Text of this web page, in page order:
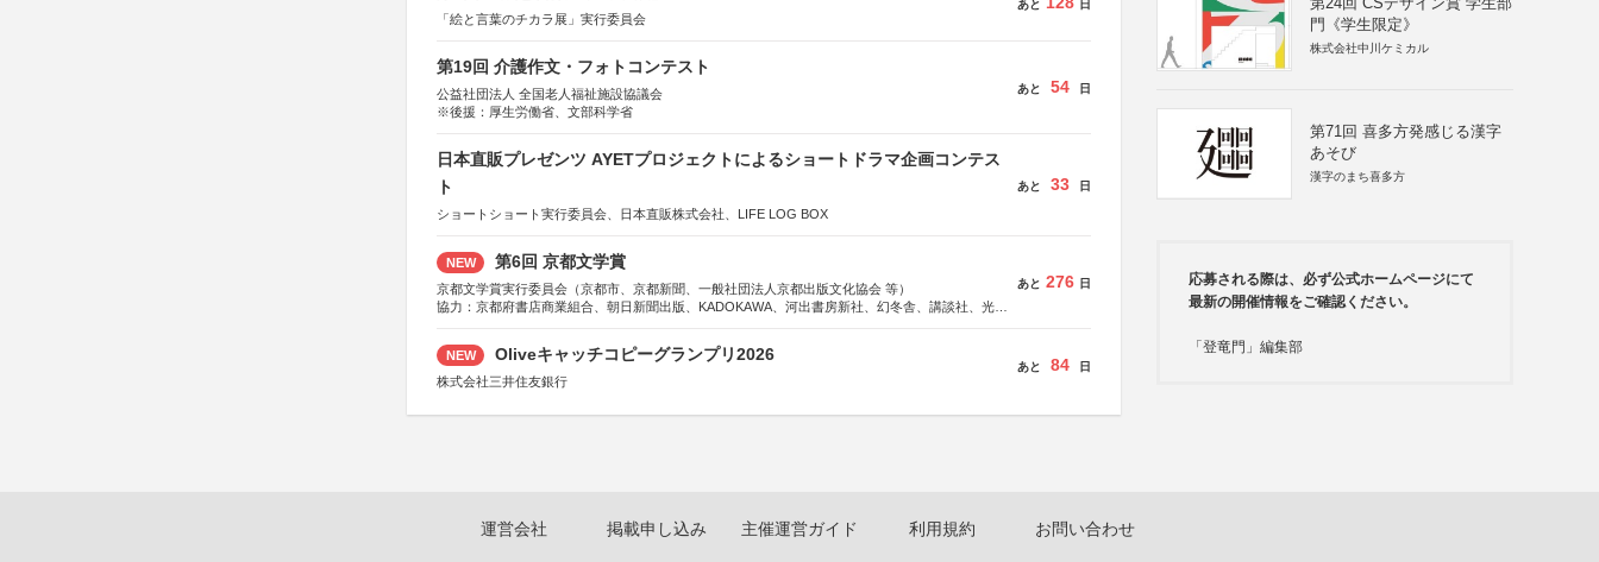
「絵と言葉のチカラ展」実行委員会
あと 日
第19回 介護作文・フォトコンテスト
公益社団法人 全国老人福祉施設協議会
※後援：厚生労働省、文部科学省
あと 54 日
日本直販プレゼンツ AYETプロジェクトによるショートドラマ企画コンテス
ト
ショートショート実行委員会、日本直販株式会社、LIFE LOG BOX
あと 33 日
NEW 第6回 京都文学賞
京都文学賞実行委員会（京都市、京都新聞、一般社団法人京都出版文化協会 等）
協力：京都府書店商業組合、朝日新聞出版、KADOKAWA、河出書房新社、幻冬舎、講談社、光文
研究所、双葉社、文藝春秋、ポプラ社、毎日新聞出版
あと 276 日
NEW Oliveキャッチコピーグランプリ2026
株式会社三井住友銀行
あと 84 日
門《学生限定》
株式会社中川ケミカル
第71回 喜多方発感じる漢字
あそび
漢字のまち喜多方
応募される際は、必ず公式ホームページにて
最新の開催情報をご確認ください。
「登竜門」編集部
運営会社 掲載申し込み 主催運営ガイド 利用規約 お問い合わせ